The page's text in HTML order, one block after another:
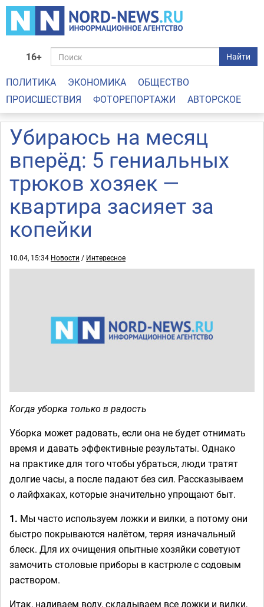
16+ Найти
ПОЛИТИКА ЭКОНОМИКА
ОБЩЕСТВО
ПРОИСШЕСТВИЯ
ФОТОРЕПОРТАЖИ АВТОРСКОЕ
Убираюсь на месяц
вперёд: 5 гениальных
трюков хозяек —
квартира засияет за
копейки
10.04, 15:34 Новости / Интересное
Когда уборка только в радость
Уборка может радовать, если она не будет отнимать
время и давать эффективные результаты. Однако
на практике для того чтобы убраться, люди тратят
долгие часы, а после падают без сил. Рассказываем
о лайфхаках, которые значительно упрощают быт.
1. Мы часто используем ложки и вилки, а потому они
быстро покрываются налётом, теряя изначальный
блеск. Для их очищения опытные хозяйки советуют
замочить столовые приборы в кастрюле с содовым
раствором.
Итак, наливаем воду, складываем все ложки и вилки,